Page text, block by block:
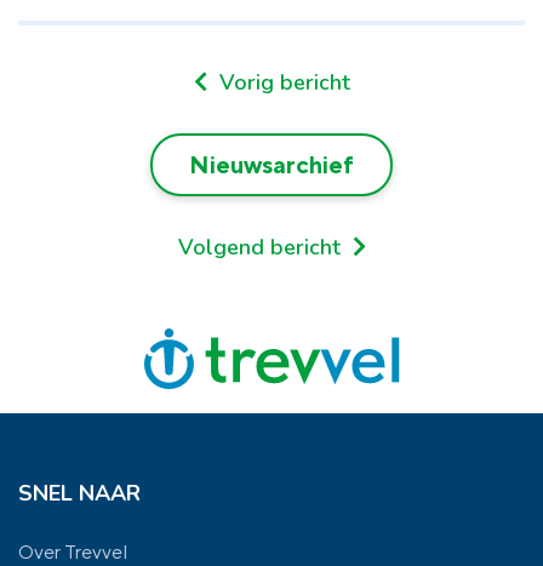
Vorig bericht
Nieuwsarchief
Volgend bericht
SNEL NAAR
Over Trevvel